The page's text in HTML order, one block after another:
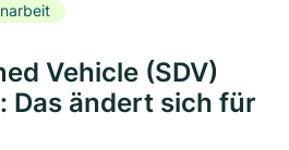
Vehicle (SDV)
Das ändert sich für